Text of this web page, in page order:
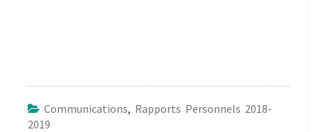
Communications, Rapports Personnels 2018-
2019